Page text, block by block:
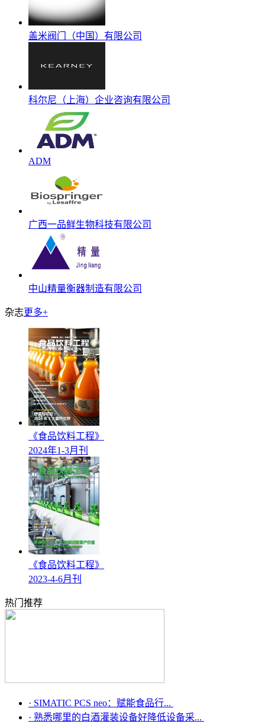
盖米阀门（中国）有限公司
科尔尼（上海）企业咨询有限公司
ADM
广西一品鲜生物科技有限公司
中山精量衡器制造有限公司
杂志更多+
《食品饮料工程》
2024年1-3月刊
《食品饮料工程》
2023-4-6月刊
热门推荐
· SIMATIC PCS neo：赋能食品行...
· 熟悉哪里的白酒灌装设备好降低设备采...